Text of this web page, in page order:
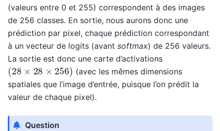
(valeurs entre 0 et 255) correspondent à des images
de 256 classes. En sortie, nous aurons donc une
prédiction par pixel, chaque prédiction correspondant
à un vecteur de logits (avant softmax) de 256 valeurs.
La sortie est donc une carte d’activations
(28 ×28× 256)
(avec les mêmes dimensions
spatiales que l’image d’entrée, puisque l’on prédit la
valeur de chaque pixel).
Question